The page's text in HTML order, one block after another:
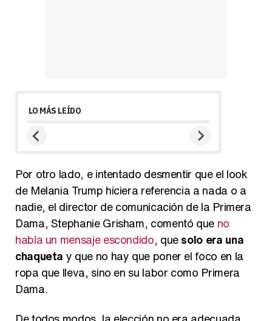
LO MÁS LEÍDO
Por otro lado, e intentado desmentir que el look
de Melania Trump hiciera referencia a nada o a
nadie, el director de comunicación de la Primera
Dama, Stephanie Grisham, comentó que no
había un mensaje escondido, quesolo era una
chaqueta y que no hay que poner el foco en la
ropa que lleva, sino en su labor como Primera
Dama.